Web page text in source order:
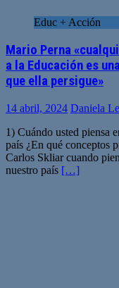
Educ + Acción
Mario Perna
a la Educación es
que ella persigue»
14 abril, 2024 Daniela
1) Cuándo usted piensa
país ¿En qué conceptos
Carlos Skliar cuando
nuestro país […]